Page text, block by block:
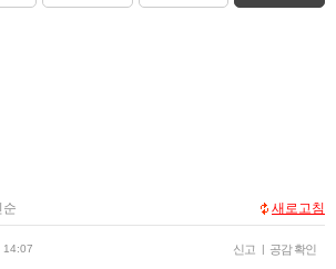
순 새로고침
14:07 신고 | 공감 확인